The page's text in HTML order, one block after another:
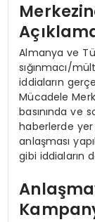
Almanya ve
sığınmacı/
iddiaların
Mücadele
basınında ve
haberlerde yer
anlaşması
gibi iddiaların